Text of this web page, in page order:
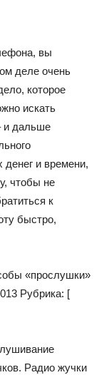
вы
деле очень
которое
искать
и дальше
и времени,
чтобы не
к
быстро,
«прослушки»
Рубрика: [
Радио жучки